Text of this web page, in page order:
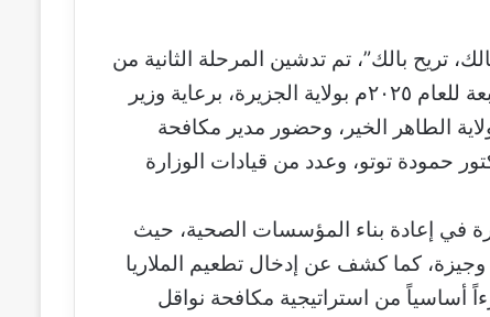
بالك”، تم تدشين المرحلة الثانية من
الحملة القومية للتغطية الشاملة بالناموسيات المشبعة للعام ٢٠٢٥م بولاية الجزيرة، برعاية وزير
الطاهر الخير، وحضور مدير مكافحة
حمودة توتو، وعدد من قيادات الوزارة
في إعادة بناء المؤسسات الصحية، حيث
خلال فترة وجيزة، كما كشف عن إدخال تطعيم الملاريا
أساسياً من استراتيجية مكافحة نواقل